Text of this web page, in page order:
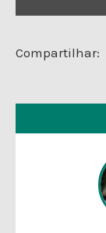
Compartilhar: